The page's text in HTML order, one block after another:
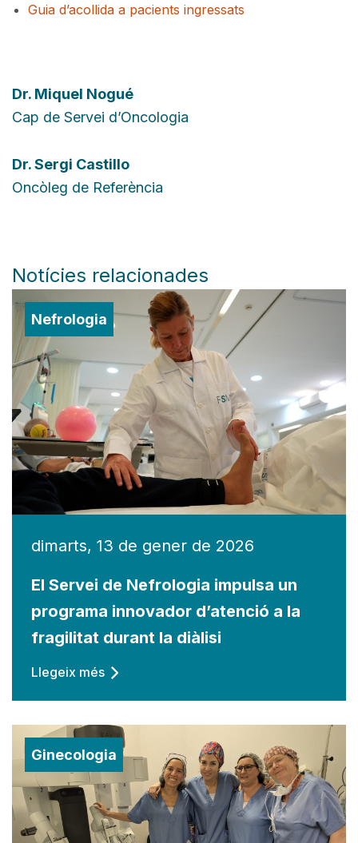
Guia d’acollida a pacients ingressats
Dr. Miquel Nogué
Cap de Servei d’Oncologia
Dr.Sergi Castillo
Oncòleg de Referència
Notícies relacionades
Nefrologia
dimarts, 13 de gener de 2026
El Servei de Nefrologia impulsa un
programa innovador d’atenció a la
fragilitat durant la diàlisi
Llegeix més
Ginecologia